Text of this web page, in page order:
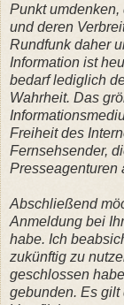
Punkt umdenken,
und deren
Rundfunk daher
Information ist
bedarf lediglich
Wahrheit. Das
Freiheit des
Fernsehsender,
Presseagenturen
Abschließend
Anmeldung bei
habe. Ich
zukünftig zu
geschlossen
gebunden. Es gilt